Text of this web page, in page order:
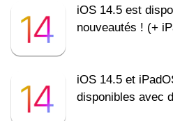
iOS 14.5 est
nouveautés ! (+
iOS 14.5 et
disponibles avec